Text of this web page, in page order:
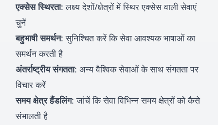
एक्सेस स्थिरता: लक्ष्य देशों/क्षेत्रों में स्थिर एक्सेस वाली सेवाएं
चुनें
बहुभाषी समर्थन: सुनिश्चित करें कि सेवा आवश्यक भाषाओं का
समर्थन करती है
अंतर्राष्ट्रीय संगतता: अन्य वैश्विक सेवाओं के साथ संगतता पर
विचार करें
समय क्षेत्र हैंडलिंग: जांचें कि सेवा विभिन्न समय क्षेत्रों को कैसे
संभालती है